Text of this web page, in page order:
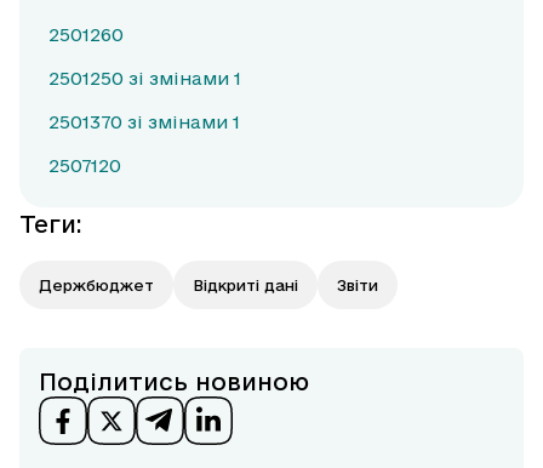
2501260
2501250 зі змінами 1
2501370 зі змінами 1
2507120
Теги:
Держбюджет Відкриті дані Звіти
Поділитись новиною